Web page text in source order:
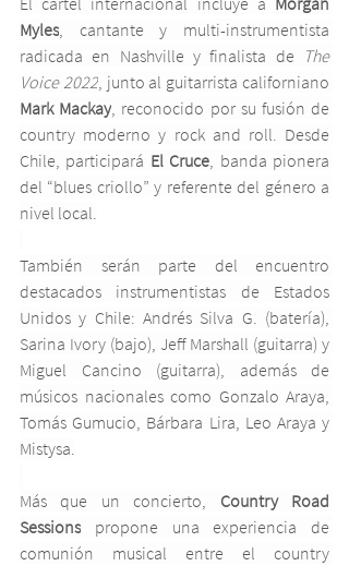
Myles, cantante y multi-instrumentista
radicada en Nashville y finalista de The
Voice 2022
Mark Mackay, reconocido por su fusión de
country moderno y rock and roll. Desde
Chile, participará El Cruce, banda pionera
del “blues criollo” y referente del género a
nivel local.
También serán parte del encuentro
destacados instrumentistas de Estados
Unidos y Chile: Andrés Silva G. (batería),
Sarina Ivory (bajo), Jeff Marshall (guitarra) y
Miguel Cancino (guitarra), además de
músicos nacionales como Gonzalo Araya,
Tomás Gumucio, Bárbara Lira, Leo Araya y
Mistysa.
Más que un concierto, Country Road
Sessions propone una experiencia de
comunión musical entre el country